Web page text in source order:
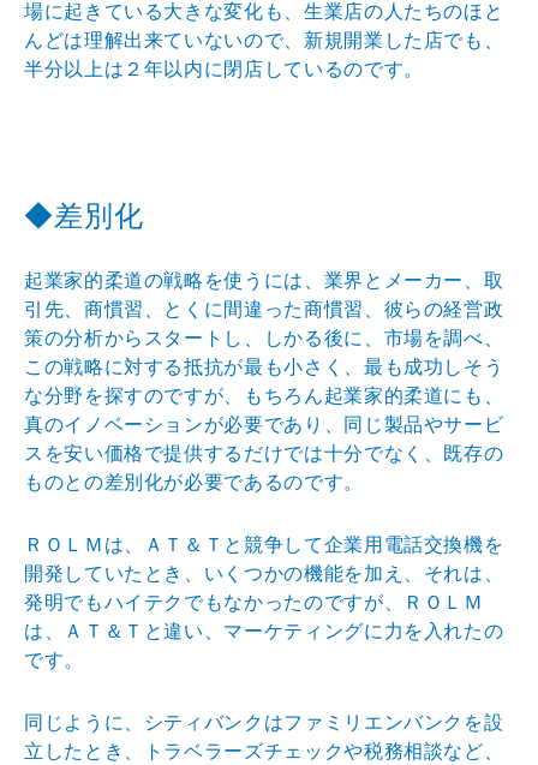
場に起きている大 きな変化も、生業店の人たちのほと
んどは理解出来ていないので、新規開業した店でも、
半分以上は２年以内に閉店 しているのです。
◆差別化
起業家的柔道の戦略を使うには、業界とメーカー、取
引先 、商慣習、とくに間違った商慣習、彼らの経営政
策の分析からスタートし、しかる後に、市場を調べ、
この戦略に対する抵抗が最も小さく、最も成功しそう
な分野を探すのですが、もちろん起業家的柔道にも、
真のイノベーションが必要であり、同じ製品やサービ
スを安い価格で提供するだけでは十分でなく、既存の
ものとの差別化が必要であるのです。
ＲＯＬＭは、ＡＴ＆Ｔと競争して企業用電話交換機を
開発 していたとき、いくつかの機能を加え、それは、
発明でもハイテクでもなかったのですが、ＲＯＬＭ
は、ＡＴ＆Ｔと違い、マーケティングに力を入れたの
です。
同じように、シティバンクはファミリエンバンクを設
立したとき、トラベラーズチェックや税務相談など、